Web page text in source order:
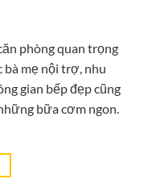
phòng quan trọng
bà mẹ nội trợ, nhu
gian bếp đẹp cũng
bữa cơm ngon.